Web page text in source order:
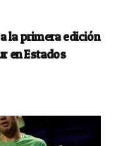
la primera edición
en Estados